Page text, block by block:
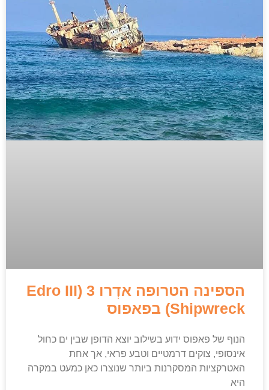
הספינה הטרופה אדְרו 3 (Edro III
Shipwreck) בפאפוס
הנוף של פאפוס ידוע בשילוב יוצא הדופן שבין ים כחול
אינסופי, צוקים דרמטיים וטבע פראי, אך אחת
האטרקציות המסקרנות ביותר שנוצרו כאן כמעט במקרה
היא